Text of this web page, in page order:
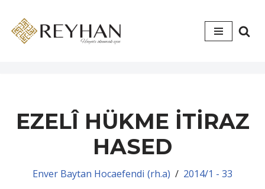
İçeriğe
EZELÎ HÜKME İTİRAZ
HASED
Enver Baytan Hocaefendi (rh.a) 2014/1 - 33